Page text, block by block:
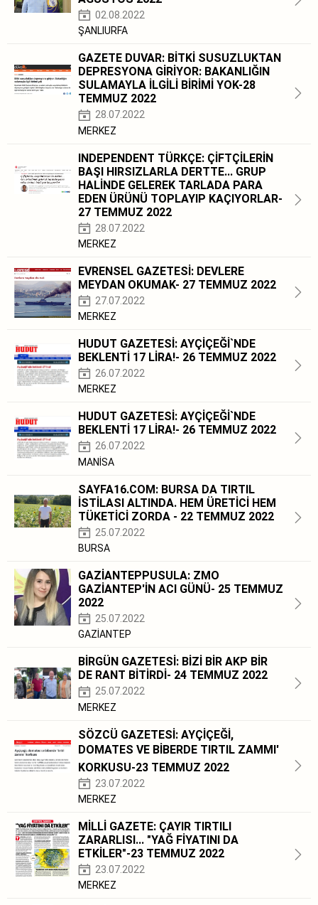
02.08.2022
ŞANLIURFA
GAZETE DUVAR: BİTKİ SUSUZLUKTAN
DEPRESYONA GİRİYOR: BAKANLIĞIN
SULAMAYLA İLGİLİ BİRİMİ YOK-28
TEMMUZ 2022
28.07.2022
MERKEZ
INDEPENDENT TÜRKÇE: ÇİFTÇİLERİN
BAŞI HIRSIZLARLA DERTTE... GRUP
HALİNDE GELEREK TARLADA PARA
EDEN ÜRÜNÜ TOPLAYIP KAÇIYORLAR-
27 TEMMUZ 2022
28.07.2022
MERKEZ
EVRENSEL GAZETESİ: DEVLERE
MEYDAN OKUMAK- 27 TEMMUZ 2022
27.07.2022
MERKEZ
HUDUT GAZETESİ: AYÇİÇEĞİ`NDE
BEKLENTİ 17 LİRA!- 26 TEMMUZ 2022
26.07.2022
MERKEZ
HUDUT GAZETESİ: AYÇİÇEĞİ`NDE
BEKLENTİ 17 LİRA!- 26 TEMMUZ 2022
26.07.2022
MANİSA
SAYFA16.COM: BURSA DA TIRTIL
İSTİLASI ALTINDA. HEM ÜRETİCİ HEM
TÜKETİCİ ZORDA - 22 TEMMUZ 2022
25.07.2022
BURSA
GAZİANTEPPUSULA: ZMO
GAZİANTEP'İN ACI GÜNÜ- 25 TEMMUZ
2022
25.07.2022
GAZİANTEP
BİRGÜN GAZETESİ: BİZİ BİR AKP BİR
DE RANT BİTİRDİ- 24 TEMMUZ 2022
25.07.2022
MERKEZ
SÖZCÜ GAZETESİ: AYÇİÇEĞİ,
DOMATES VE BİBERDE TIRTIL ZAMMI'
KORKUSU-23 TEMMUZ 2022
23.07.2022
MERKEZ
MİLLİ GAZETE: ÇAYIR TIRTILI
ZARARLISI... "YAĞ FİYATINI DA
ETKİLER"-23 TEMMUZ 2022
23.07.2022
MERKEZ